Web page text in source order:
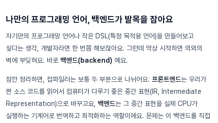
나만의 프로그래밍 언어, 백엔드가 발목을 잡아요
자기만의 프로그래밍 언어나 작은 DSL(특정 목적용 언어)을 만들어보고
싶다는 생각, 개발자라면 한 번쯤 해보잖아요. 그런데 막상 시작하면 의외의
벽에 부딪혀요. 바로 백엔드(backend) 예요.
잠깐 정리하면, 컴파일러는 보통 두 부분으로 나뉘어요. 프론트엔드는 우리가
짠 소스 코드를 읽어서 컴퓨터가 다루기 좋은 중간 표현(IR, Intermediate
Representation)으로 바꾸고요, 백엔드는 그 중간 표현을 실제 CPU가
실행하는 기계어로 번역하고 최적화하는 역할이에요. 문제는 이 백엔드를 직접